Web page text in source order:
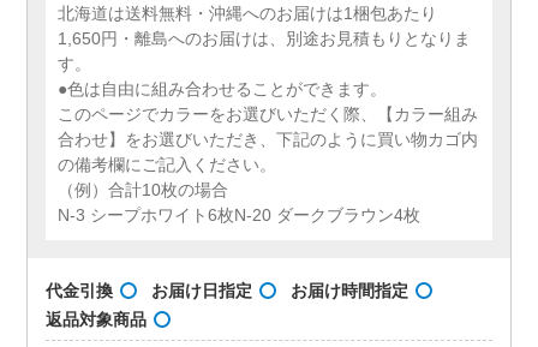
北海道は送料無料・沖縄へのお届けは1梱包あたり
1,650円・離島へのお届けは、別途お見積もりとなりま
す。
●色は自由に組み合わせることができます。
このページでカラーをお選びいただく際、【カラー組み
合わせ】をお選びいただき、下記のように買い物カゴ内
の備考欄にご記入ください。
（例）合計10枚の場合
N-3 シープホワイト6枚N-20 ダークブラウン4枚
代金引換 お届け日指定
お届け時間指定
返品対象商品